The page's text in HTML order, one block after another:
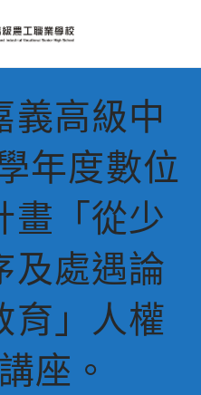
義高級中
年度數位
畫「從少
及處遇論
育」人權
座。